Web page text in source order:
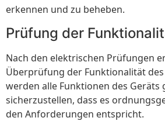
erkennen und zu beheben.
Prüfung der
Nach den elektrischen Prüfungen
Überprüfung der Funktionalität
werden alle Funktionen des Geräts
sicherzustellen, dass es
den Anforderungen entspricht.